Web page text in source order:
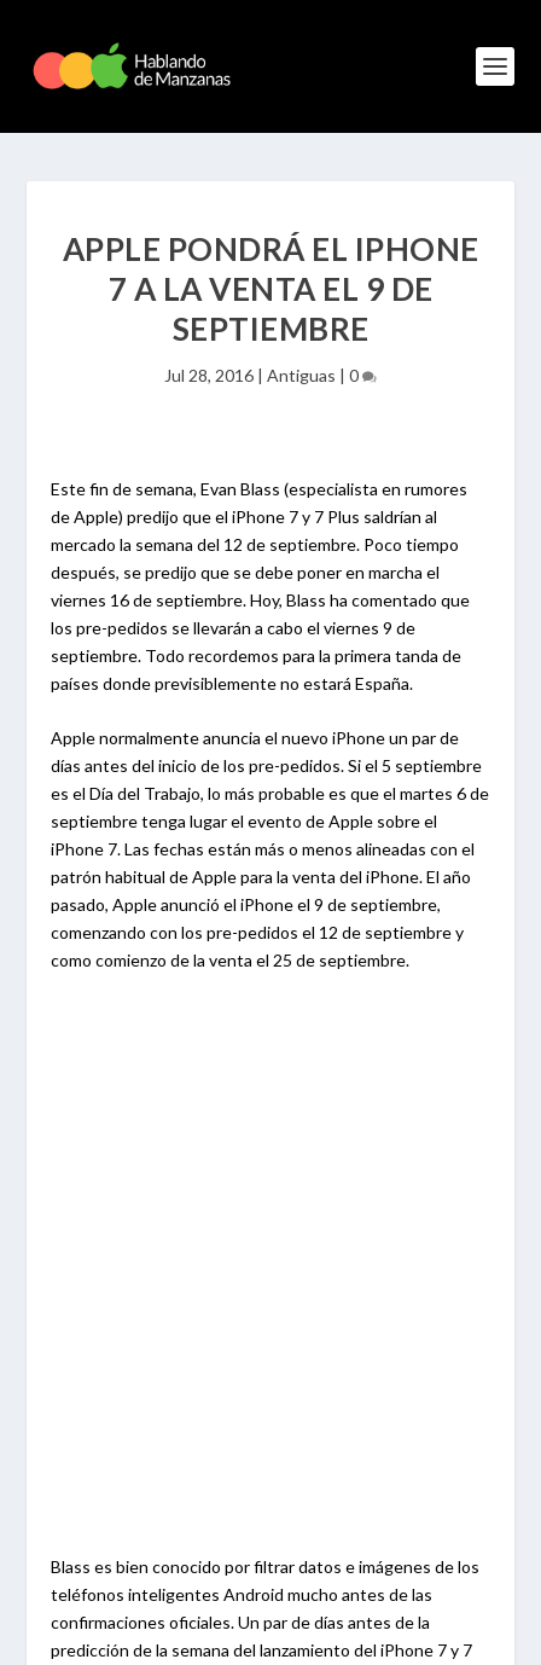
APPLE PONDRÁ EL IPHONE
7 A LA VENTA EL 9 DE
SEPTIEMBRE
Jul 28, 2016 | Antiguas | 0
Este fin de semana, Evan Blass (especialista en rumores
de Apple) predijo que el iPhone 7 y 7 Plus saldrían al
mercado la semana del 12 de septiembre. Poco tiempo
después, se predijo que se debe poner en marcha el
viernes 16 de septiembre. Hoy, Blass ha comentado que
los pre-pedidos se llevarán a cabo el viernes 9 de
septiembre. Todo recordemos para la primera tanda de
países donde previsiblemente no estará España.
Apple normalmente anuncia el nuevo iPhone un par de
días antes del inicio de los pre-pedidos. Si el 5 septiembre
es el Día del Trabajo, lo más probable es que el martes 6 de
septiembre tenga lugar el evento de Apple sobre el
iPhone 7. Las fechas están más o menos alineadas con el
patrón habitual de Apple para la venta del iPhone. El año
pasado, Apple anunció el iPhone el 9 de septiembre,
comenzando con los pre-pedidos el 12 de septiembre y
como comienzo de la venta el 25 de septiembre.
Blass es bien conocido por filtrar datos e imágenes de los
teléfonos inteligentes Android mucho antes de las
confirmaciones oficiales. Un par de días antes de la
predicción de la semana del lanzamiento del iPhone 7 y 7